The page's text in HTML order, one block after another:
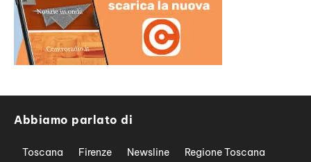
Abbiamo parlato di
Toscana Firenze Newsline
Regione Toscana